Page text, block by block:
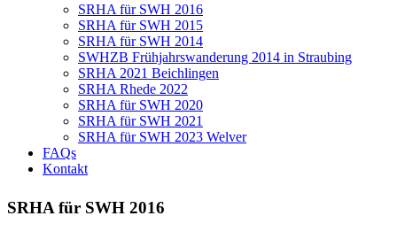
SRHA für SWH 2016
SRHA für SWH 2015
SRHA für SWH 2014
SWHZB Frühjahrswanderung 2014 in Straubing
SRHA 2021 Beichlingen
SRHA Rhede 2022
SRHA für SWH 2020
SRHA für SWH 2021
SRHA für SWH 2023 Welver
FAQs
Kontakt
SRHA für SWH 2016